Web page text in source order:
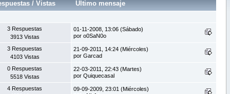
/Vistas Último mensaje
3 Respuestas
3913 Vistas
01-11-2008, 13:06 (Sábado)
por o0SaN0o
3 Respuestas
4103 Vistas
21-09-2011, 14:24 (Miércoles)
por Garcad
0 Respuestas
5518 Vistas
22-03-2011, 22:43 (Martes)
por Quiquecasal
4 Respuestas
09-09-2009, 23:01 (Miércoles)